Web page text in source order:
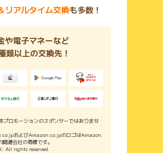
リアルタイム交換も多数！
や電子マネーなど
類以上の交換先！
ロモーションのスポンサーではありませ
およびAmazon.co.jpのロゴはAmazon.
連会社の商標です。
All rights reserved.